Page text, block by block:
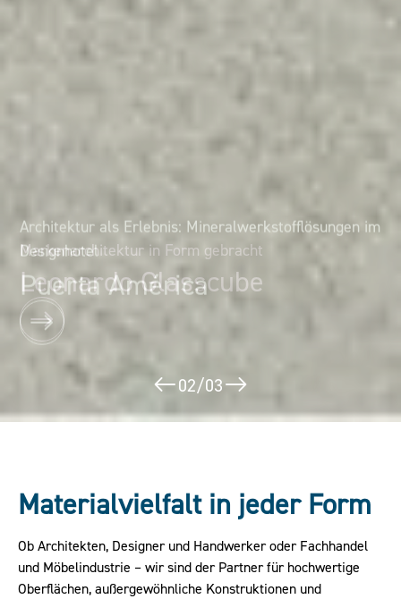
Markenarchitektur in Form gebracht
Leonardo Glasscube
Architektur als Erlebnis: Mineralwerkstofflösungen im
Designhotel
Puerta América
02/03
Materialvielfalt in jeder Form
Ob Architekten, Designer und Handwerker oder Fachhandel
und Möbelindustrie – wir sind der Partner für hochwertige
Oberflächen, außergewöhnliche Konstruktionen und